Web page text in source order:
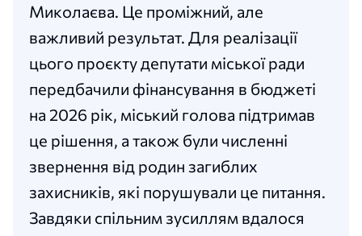
Миколаєва. Це проміжний, але
важливий результат. Для реалізації
цього проєкту депутати міської ради
передбачили фінансування в бюджеті
на 2026 рік, міський голова підтримав
це рішення, а також були численні
звернення від родин загиблих
захисників, які порушували це питання.
Завдяки спільним зусиллям вдалося